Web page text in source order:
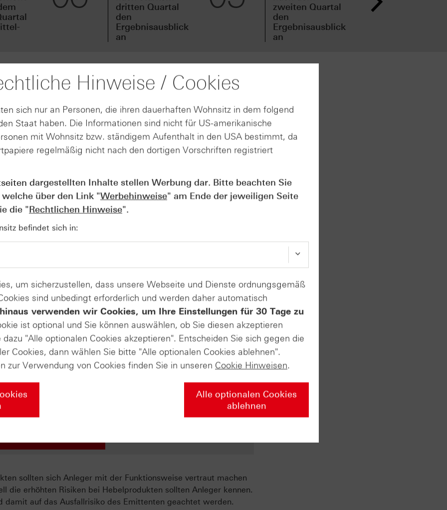
dritten Quartal
den
Ergebnisausblick
an
zweiten Quartal
den
Ergebnisausblick
an
Donnerstag seinen Finanzbericht für das erste Quartal
die Berichterstattung und die Aktie verlor daraufhin seit
Am Freitagvormittag notierte der Kurs somit noch bei ca. 1.280
Umsatzwachstum von ca. 8 Prozent auf rund 1,9 Milliarden Euro
Ergebnis von ca. 224 Millionen Euro erzielte
Dabei betrug das Ergebnis je Aktie 2,18 Euro, während es sich
Free Cashflow sank erheblich ins Minus aufgrund des
in 2026. Mit der abgeschlossenen Übernahme von
seine Unternehmensgruppe um eine privat geführte
erweitert. Die gestiegenen Verteidigungsausgaben in
auf den Auftragsbestand des Konzerns aus, weshalb
erwarte.
Masterclass in die Welt der Derivate
die Grundlagen der Börse wissen müssen – von den ersten
mit Zertifikaten und professionellem Money Management. Am
Ihr Wissen nochmal vertiefen soll. Falls Sie diesen Abschlusstest
HSBC-Masterclass-Zertifikat von uns! Wir würden uns sehr
sollten sich Anleger mit der Funktionsweise vertraut machen
die erhöhten Risiken bei Hebelprodukten sollten Anleger kennen.
damit auf das Ausfallrisiko des Emittenten geachtet werden.
Hinweise / Cookies
sich nur an Personen, die ihren dauerhaften Wohnsitz in dem folgend
Staat haben. Die Informationen sind nicht für US-amerikanische
mit Wohnsitz bzw. ständigem Aufenthalt in den USA bestimmt, da
regelmäßig nicht nach den dortigen Vorschriften registriert
dargestellten Inhalte stellen Werbung dar. Bitte beachten Sie
über den Link "Werbehinweise" am Ende der jeweiligen Seite
die "Rechtlichen Hinweise".
befindet sich in:
um sicherzustellen, dass unsere Webseite und Dienste ordnungsgemäß
sind unbedingt erforderlich und werden daher automatisch
verwenden wir Cookies, um Ihre Einstellungen für 30 Tage zu
ist optional und Sie können auswählen, ob Sie diesen akzeptieren
"Alle optionalen Cookies akzeptieren". Entscheiden Sie sich gegen die
Cookies, dann wählen Sie bitte "Alle optionalen Cookies ablehnen".
zur Verwendung von Cookies finden Sie in unseren Cookie Hinweisen.
Alle optionalen Cookies
ablehnen